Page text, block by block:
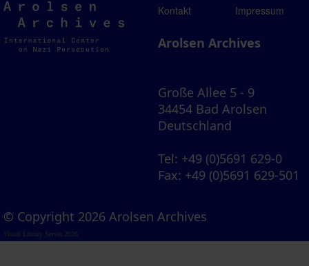
Arolsen
Archives
Kontakt Impressum
Arolsen Archives
Große Allee 5 - 9
34454 Bad Arolsen
Deutschland
Tel: +49 (0)5691 629-0
Fax: +49 (0)5691 629-501
© Copyright 2026 Arolsen Archives
Visual Library Server 2026